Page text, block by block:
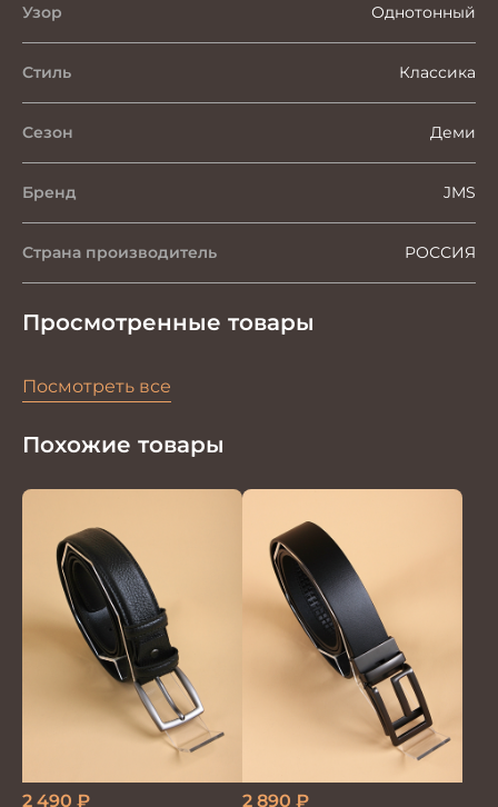
Узор Однотонный
Стиль Классика
Сезон Деми
Бренд JMS
Страна производитель РОССИЯ
Просмотренные товары
Посмотреть все
Похожие товары
2 490 ₽ 2 890 ₽